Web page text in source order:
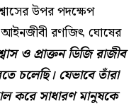
উপর পদক্ষেপ
আইনজীবী রণজিৎ ঘোষের
ও প্রাক্তন ডিজি রাজীব
চলেছি। যেভাবে তাঁরা
করে সাধারণ মানুষকে